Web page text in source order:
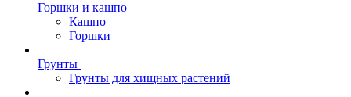
Горшки и кашпо
Кашпо
Горшки
Грунты
Грунты для хищных растений